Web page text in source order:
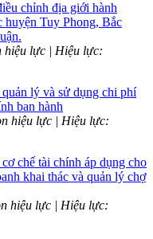
chỉnh địa giới hành
huyện Tuy Phong, Bắc
hiệu lực | Hiệu lực:
lý và sử dụng chi phí
ban hành
hiệu lực | Hiệu lực:
chế tài chính áp dụng cho
khai thác và quản lý chợ
hiệu lực | Hiệu lực: